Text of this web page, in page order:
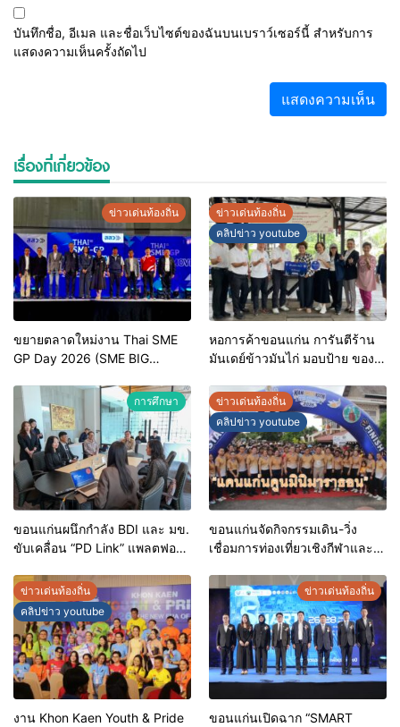
บันทึกชื่อ, อีเมล และชื่อเว็บไซต์ของฉันบนเบราว์เซอร์นี้ สำหรับการ
แสดงความเห็นครั้งถัดไป
เรื่องที่เกี่ยวข้อง
ข่าวเด่นท้องถิ่น
ขยายตลาดใหม่งาน Thai SME
GP Day 2026 (SME BIG
ข่าวเด่นท้องถิ่น
คลิปข่าว youtube
หอการค้าขอนแก่น การันตีร้าน
มันเดย์ข้าวมันไก่ มอบป้าย ของดี
ประกอบการคุณภาพ ยกระดับ
มาตรฐาน สร้างความเชื่อมั่นให้ผู้
บริโภค
การศึกษา
ขอนแก่นผนึกกำลัง BDI และ มข.
ขับเคลื่อน “PD Link” แพลตฟอร์ม
บริหารงานบนฐานข้อมูลที่
แม่นยำและยั่งยืน
ข่าวเด่นท้องถิ่น
คลิปข่าว youtube
ขอนแก่นจัดกิจกรรมเดิน-วิ่ง
เชื่อมการท่องเที่ยวเชิงกีฬาและ
มาราธอน”
ข่าวเด่นท้องถิ่น
คลิปข่าว youtube
งาน Khon Kaen Youth & Pride
ข่าวเด่นท้องถิ่น
ขอนแก่นเปิดฉาก “SMART